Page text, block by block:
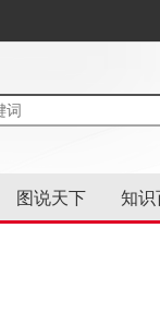
图说天下 知识